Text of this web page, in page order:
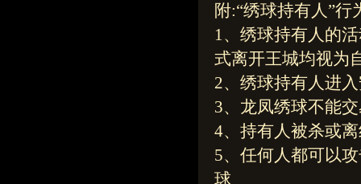
附:“绣球持有人”行
1、绣球持有人的
式离开王城均视为
2、绣球持有人进
3、龙凤绣球不能
4、持有人被杀或
5、任何人都可以
球